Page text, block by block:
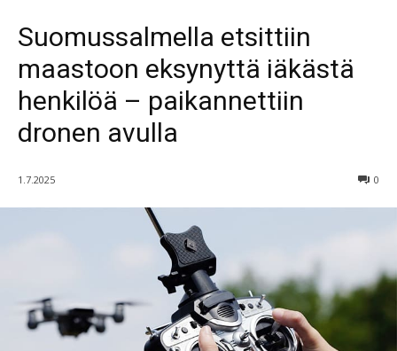
Suomussalmella etsittiin
maastoon eksynyttä iäkästä
henkilöä – paikannettiin
dronen avulla
1.7.2025 0